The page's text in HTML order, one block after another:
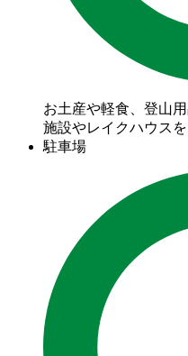
お土産や軽食、登山
施設やレイクハウスを
駐車場